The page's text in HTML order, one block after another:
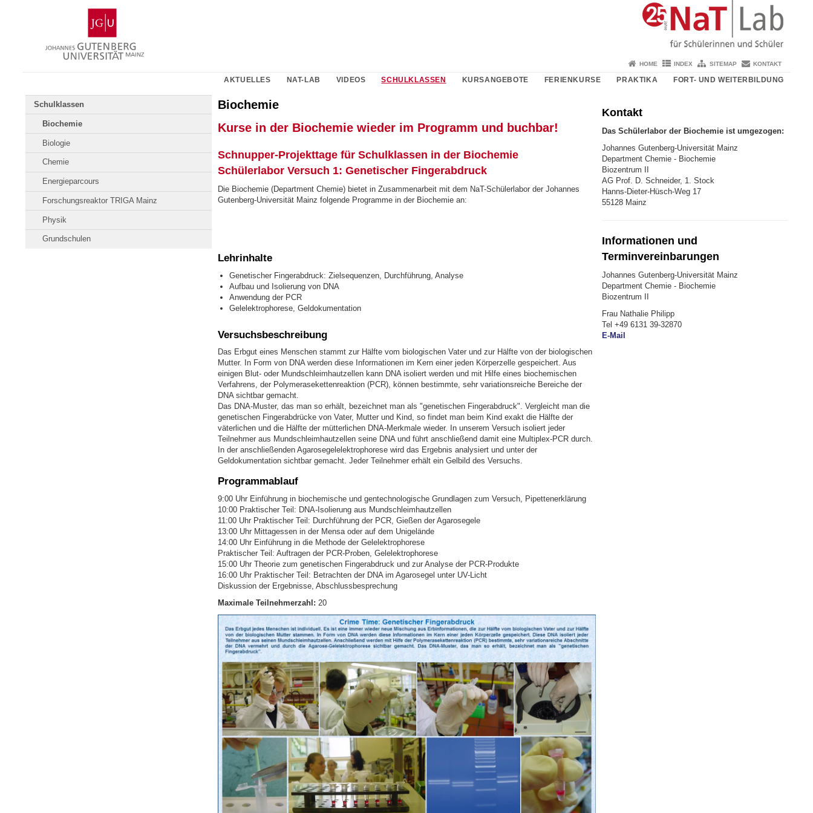
Gutenberg-
Universität
Mainz
HOME INDEX SITEMAP KONTAKT
AKTUELLES NAT-LAB VIDEOS SCHULKLASSEN KURSANGEBOTE FERIENKURSE PRAKTIKA FORT- UND WEITERBILDUNG
Schulklassen
Biochemie
Biologie
Chemie
Energieparcours
Forschungsreaktor TRIGA Mainz
Physik
Grundschulen
Biochemie
Kurse in der Biochemie wieder im Programm und buchbar!
Schnupper-Projekttage für Schulklassen in der Biochemie
Schülerlabor Versuch 1: Genetischer Fingerabdruck
Die Biochemie (Department Chemie) bietet in Zusammenarbeit mit dem NaT-Schülerlabor der Johannes
Gutenberg-Universität Mainz folgende Programme in der Biochemie an:
Lehrinhalte
Genetischer Fingerabdruck: Zielsequenzen, Durchführung, Analyse
Aufbau und Isolierung von DNA
Anwendung der PCR
Gelelektrophorese, Geldokumentation
Versuchsbeschreibung
Das Erbgut eines Menschen stammt zur Hälfte vom biologischen Vater und zur Hälfte von der biologischen
Mutter. In Form von DNA werden diese Informationen im Kern einer jeden Körperzelle gespeichert. Aus
einigen Blut- oder Mundschleimhautzellen kann DNA isoliert werden und mit Hilfe eines biochemischen
Verfahrens, der Polymerasekettenreaktion (PCR), können bestimmte, sehr variationsreiche Bereiche der
DNA sichtbar gemacht.
Das DNA-Muster, das man so erhält, bezeichnet man als "genetischen Fingerabdruck". Vergleicht man die
genetischen Fingerabdrücke von Vater, Mutter und Kind, so findet man beim Kind exakt die Hälfte der
väterlichen und die Hälfte der mütterlichen DNA-Merkmale wieder. In unserem Versuch isoliert jeder
Teilnehmer aus Mundschleimhautzellen seine DNA und führt anschließend damit eine Multiplex-PCR durch.
In der anschließenden Agarosegelelektrophorese wird das Ergebnis analysiert und unter der
Geldokumentation sichtbar gemacht. Jeder Teilnehmer erhält ein Gelbild des Versuchs.
Programmablauf
9:00 Uhr Einführung in biochemische und gentechnologische Grundlagen zum Versuch, Pipettenerklärung
10:00 Praktischer Teil: DNA-Isolierung aus Mundschleimhautzellen
11:00 Uhr Praktischer Teil: Durchführung der PCR, Gießen der Agarosegele
13:00 Uhr Mittagessen in der Mensa oder auf dem Unigelände
14:00 Uhr Einführung in die Methode der Gelelektrophorese
Praktischer Teil: Auftragen der PCR-Proben, Gelelektrophorese
15:00 Uhr Theorie zum genetischen Fingerabdruck und zur Analyse der PCR-Produkte
16:00 Uhr Praktischer Teil: Betrachten der DNA im Agarosegel unter UV-Licht
Diskussion der Ergebnisse, Abschlussbesprechung
Maximale Teilnehmerzahl: 20
Kontakt
Das Schülerlabor der Biochemie ist umgezogen:
Johannes Gutenberg-Universität Mainz
Department Chemie - Biochemie
Biozentrum II
AG Prof. D. Schneider, 1. Stock
Hanns-Dieter-Hüsch-Weg 17
55128 Mainz
Informationen und
Terminvereinbarungen
Johannes Gutenberg-Universität Mainz
Department Chemie - Biochemie
Biozentrum II
Frau Nathalie Philipp
Tel +49 6131 39-32870
E-Mail